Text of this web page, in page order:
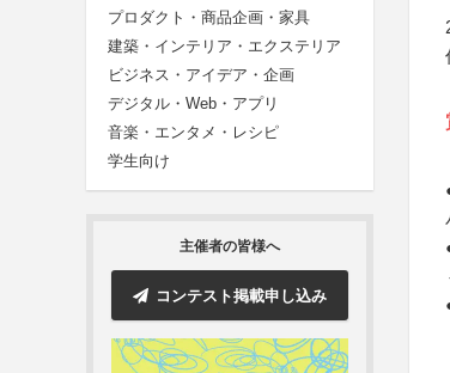
プロダクト・商品企画・家具
建築・インテリア・エクステリア
ビジネス・アイデア・企画
デジタル・Web・アプリ
音楽・エンタメ・レシピ
学生向け
主催者の皆様へ
コンテスト掲載申し込み